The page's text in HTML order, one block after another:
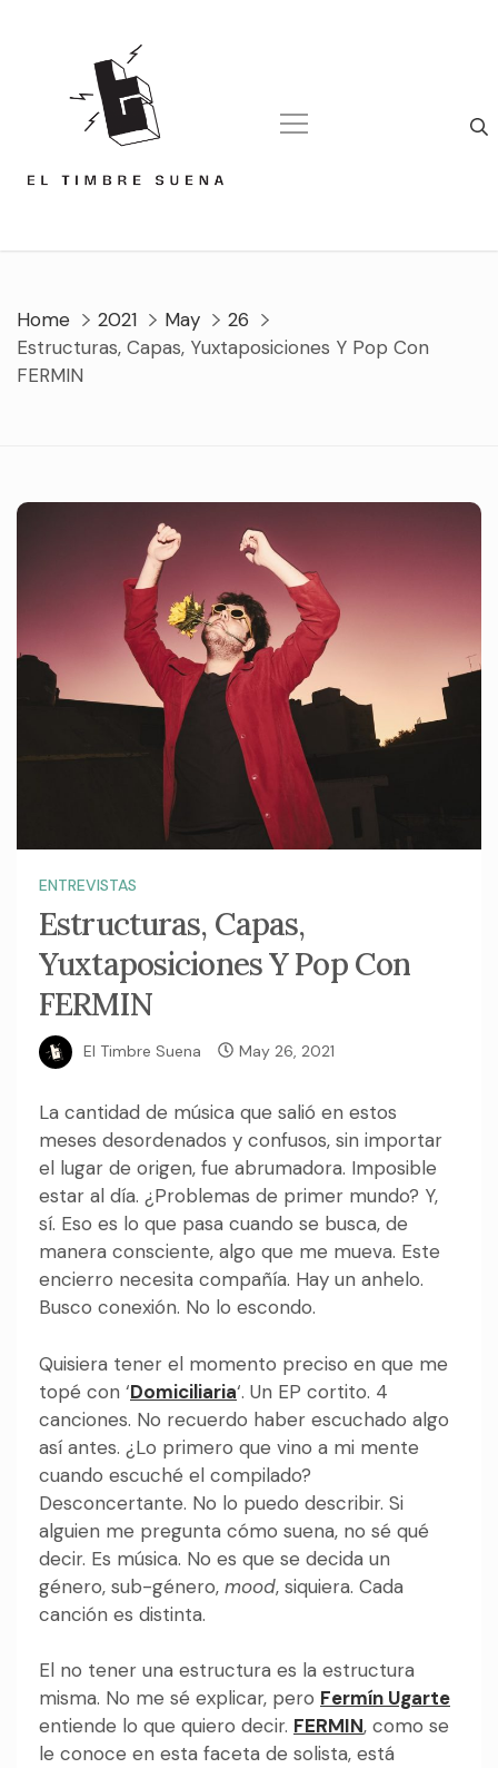
Home 2021 May
26
Estructuras, Capas, Yuxtaposiciones Y Pop Con
FERMIN
ENTREVISTAS
Estructuras, Capas,
Yuxtaposiciones Y Pop Con
FERMIN
El Timbre Suena May 26, 2021
La cantidad de música que salió en estos
meses desordenados y confusos, sin importar
el lugar de origen, fue abrumadora. Imposible
estar al día. ¿Problemas de primer mundo? Y,
sí. Eso es lo que pasa cuando se busca, de
manera consciente, algo que me mueva. Este
encierro necesita compañía. Hay un anhelo.
Busco conexión. No lo escondo.
Quisiera tener el momento preciso en que me
topé con ‘Domiciliaria‘. Un EP cortito. 4
canciones. No recuerdo haber escuchado algo
así antes. ¿Lo primero que vino a mi mente
cuando escuché el compilado?
Desconcertante. No lo puedo describir. Si
alguien me pregunta cómo suena, no sé qué
decir. Es música. No es que se decida un
género, sub-género, mood, siquiera. Cada
canción es distinta.
El no tener una estructura es la estructura
misma. No me sé explicar, pero Fermín Ugarte
entiende lo que quiero decir. FERMIN, como se
le conoce en esta faceta de solista, está